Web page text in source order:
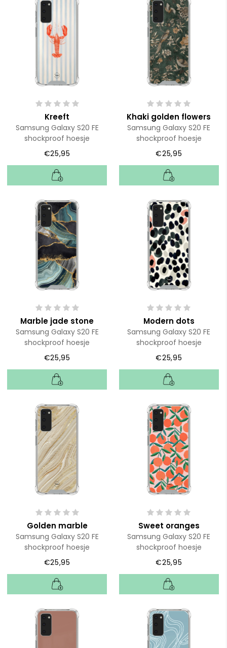
Kreeft
Samsung Galaxy S20 FE
shockproof hoesje
€25,95
Khaki golden flowers
Samsung Galaxy S20 FE
shockproof hoesje
€25,95
Marble jade stone
Samsung Galaxy S20 FE
shockproof hoesje
€25,95
Modern dots
Samsung Galaxy S20 FE
shockproof hoesje
€25,95
Golden marble
Samsung Galaxy S20 FE
shockproof hoesje
€25,95
Sweet oranges
Samsung Galaxy S20 FE
shockproof hoesje
€25,95